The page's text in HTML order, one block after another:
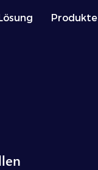
Produkte